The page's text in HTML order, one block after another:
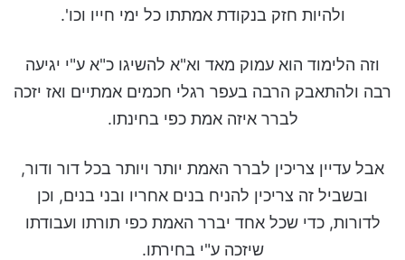
ולהיות חזק בנקודת אמתתו כל ימי חייו וכו'.
וזה הלימוד הוא עמוק מאד וא"א להשיגו כ"א ע"י יגיעה
רבה ולהתאבק הרבה בעפר רגלי חכמים אמתיים ואז יזכה
לברר איזה אמת כפי בחינתו.
אבל עדיין צריכין לברר האמת יותר ויותר בכל דור ודור,
ובשביל זה צריכין להניח בנים אחריו ובני בנים, וכן
לדורות, כדי שכל אחד יברר האמת כפי תורתו ועבודתו
שיזכה ע"י בחירתו.